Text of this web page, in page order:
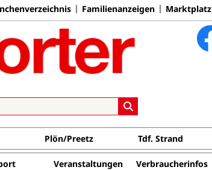
Familienanzeigen Marktplatz
Plön/Preetz Tdf. Strand
Veranstaltungen Verbraucherinfos